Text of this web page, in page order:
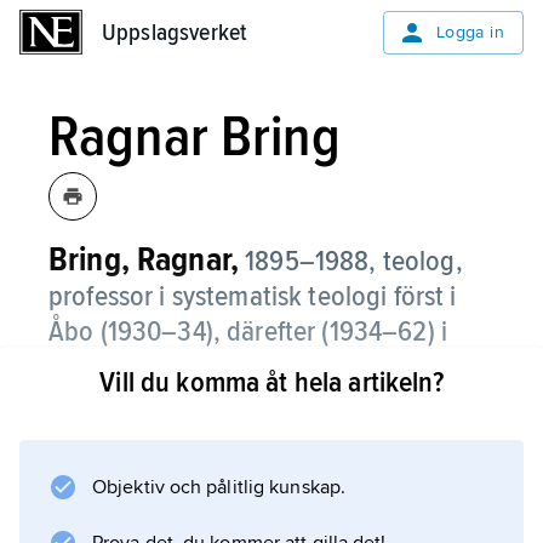
Uppslagsverket Logga in
Ragnar Bring
Bring, Ragnar, 1895–1988, teolog,
professor i systematisk teologi först i
Åbo (1930–34), därefter (1934–62) i
Lund; jämför släktartikel Bring.
Den teologiska utbildningen fick han i Lund.
Vill du komma åt hela artikeln?
Objektiv och pålitlig kunskap.